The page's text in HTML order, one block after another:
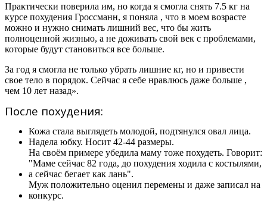
Практически поверила им, но когда я смогла снять 7.5 кг на
курсе похудения Гроссманн, я поняла , что в моем возрасте
можно и нужно снимать лишний вес, что бы жить
полноценной жизнью, а не доживать свой век с проблемами,
которые будут становиться все больше.
За год я смогла не только убрать лишние кг, но и привести
свое тело в порядок. Сейчас я себе нравлюсь даже больше ,
чем 10 лет назад».
После похудения:
Кожа стала выглядеть молодой, подтянулся овал лица.
Надела юбку. Носит 42-44 размеры.
На своём примере убедила маму тоже похудеть. Говорит:
"Маме сейчас 82 года, до похудения ходила с костылями,
а сейчас бегает как лань".
Муж положительно оценил перемены и даже записал на
конкурс.